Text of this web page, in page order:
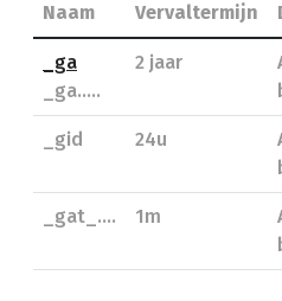
Naam
Vervaltermijn
_ga
_ga.....
2 jaar
_gid 24u
_gat_.... 1m